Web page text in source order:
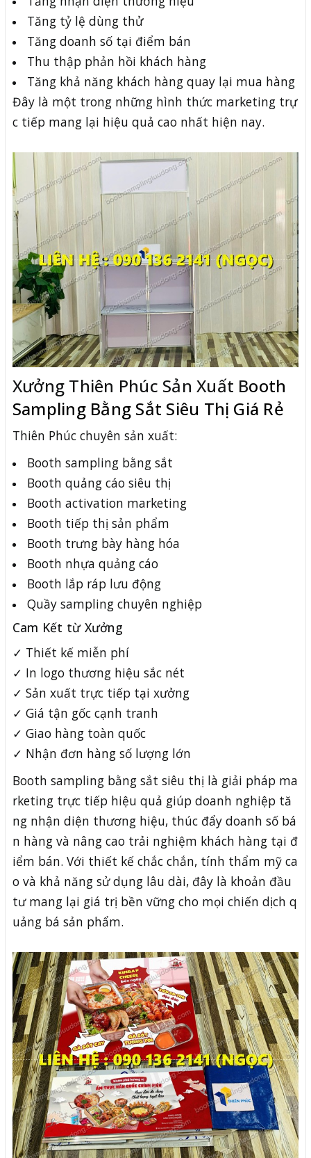
Tăng tỷ lệ dùng thử
Tăng doanh số tại điểm bán
Thu thập phản hồi khách hàng
Tăng khả năng khách hàng quay lại mua hàng
Đây là một trong những hình thức marketing trự
c tiếp mang lại hiệu quả cao nhất hiện nay.
Xưởng Thiên Phúc Sản Xuất Booth
Sampling Bằng Sắt Siêu Thị Giá Rẻ
Thiên Phúc chuyên sản xuất:
Booth sampling bằng sắt
Booth quảng cáo siêu thị
Booth activation marketing
Booth tiếp thị sản phẩm
Booth trưng bày hàng hóa
Booth nhựa quảng cáo
Booth lắp ráp lưu động
Quầy sampling chuyên nghiệp
Cam Kết từ Xưởng
✓ Thiết kế miễn phí
✓ In logo thương hiệu sắc nét
✓ Sản xuất trực tiếp tại xưởng
✓ Giá tận gốc cạnh tranh
✓ Giao hàng toàn quốc
✓ Nhận đơn hàng số lượng lớn
Booth sampling bằng sắt siêu thị là giải pháp ma
rketing trực tiếp hiệu quả giúp doanh nghiệp tă
ng nhận diện thương hiệu, thúc đẩy doanh số bá
n hàng và nâng cao trải nghiệm khách hàng tại đ
iểm bán. Với thiết kế chắc chắn, tính thẩm mỹ ca
o và khả năng sử dụng lâu dài, đây là khoản đầu
tư mang lại giá trị bền vững cho mọi chiến dịch q
uảng bá sản phẩm.